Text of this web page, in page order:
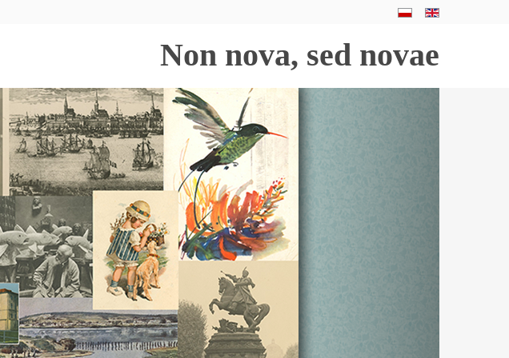
Non nova, sed novae